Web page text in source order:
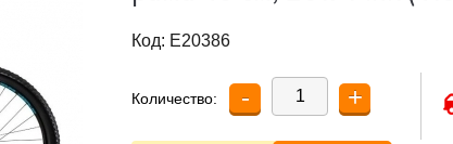
Код: E20386
Количество: - +